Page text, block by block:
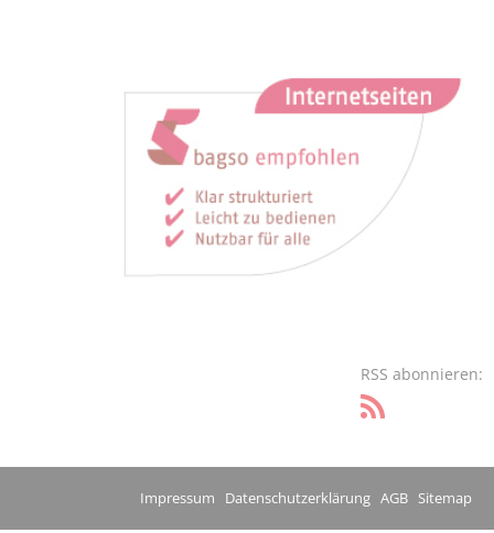
RSS abonnieren:
Impressum Datenschutzerklärung AGB Sitemap